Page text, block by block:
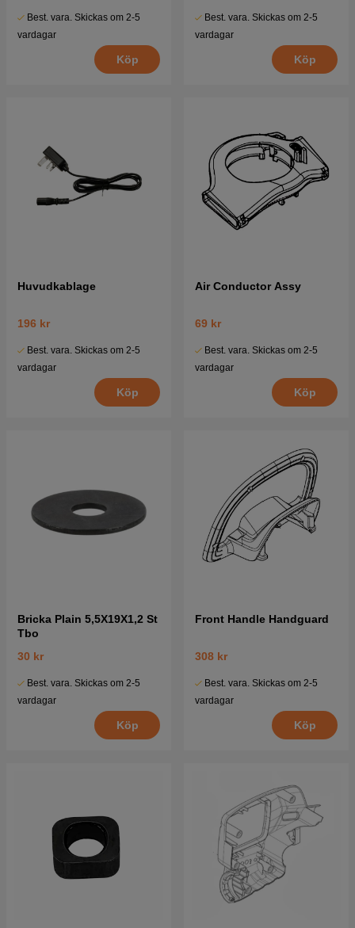
Best. vara. Skickas om 2-5
vardagar
Köp
Best. vara. Skickas om 2-5
vardagar
Köp
Huvudkablage
196 kr
Best. vara. Skickas om 2-5
vardagar
Köp
Air Conductor Assy
69 kr
Best. vara. Skickas om 2-5
vardagar
Köp
Bricka Plain 5,5X19X1,2 St
Tbo
30 kr
Best. vara. Skickas om 2-5
vardagar
Köp
Front Handle Handguard
308 kr
Best. vara. Skickas om 2-5
vardagar
Köp